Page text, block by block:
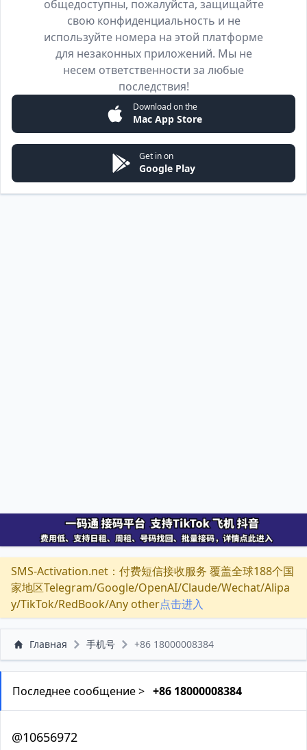
общедоступны, пожалуйста, защищайте
свою конфиденциальность и не
используйте номера на этой платформе
для незаконных приложений. Мы не
несем ответственности за любые
последствия!
Download on the
Mac App Store
Get in on
Google Play
SMS-Activation.net：付费短信接收服务 覆盖全球188个国
家地区Telegram/Google/OpenAI/Claude/Wechat/Alipa
y/TikTok/RedBook/Any other点击进入
Главная 手机号 +86 18000008384
Последнее сообщение > +86 18000008384
@10656972